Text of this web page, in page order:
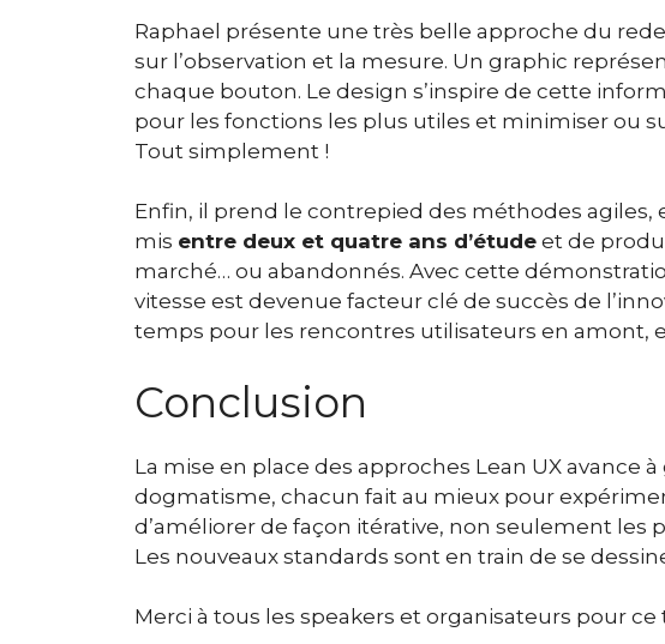
Raphael présente une très belle approche du
sur l’observation et la mesure. Un graphic
chaque bouton. Le design s’inspire de cette
pour les fonctions les plus utiles et minimiser ou
Tout simplement !
Enfin, il prend le contrepied des méthodes
mis entre deux et quatre ans d’étude et de
marché… ou abandonnés. Avec cette
vitesse est devenue facteur clé de succès de
temps pour les rencontres utilisateurs en amont,
Conclusion
La mise en place des approches Lean UX avance à
dogmatisme, chacun fait au mieux pour
d’améliorer de façon itérative, non seulement les
Les nouveaux standards sont en train de se
Merci à tous les speakers et organisateurs pour